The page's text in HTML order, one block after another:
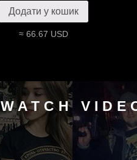
Додати у кошик
≈ 66.67 USD
WATCH